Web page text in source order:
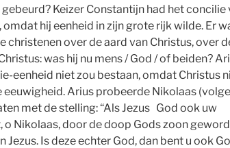
Keizer Constantijn had het concilie
hij eenheid in zijn grote rijk wilde. Er
christenen over de aard van Christus, over
was hij nu mens / God / of beiden?
eenheid niet zou bestaan, omdat Christus
eeuwigheid. Arius probeerde Nikolaas
met de stelling: “Als Jezus God ook uw
o Nikolaas, door de doop Gods zoon
Jezus. Is deze echter God, dan bent u ook